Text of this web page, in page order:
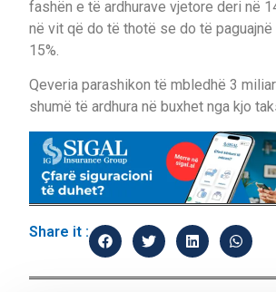
fashën e të ardhurave vjetore deri në
në vit që do të thotë se do të
15%.
Qeveria parashikon të mbledhë 3
shumë të ardhura në buxhet nga kjo
Share it :